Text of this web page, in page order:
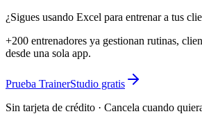
¿Sigues usando Excel para entrenar a tus
+200 entrenadores ya gestionan rutinas,
desde una sola app.
Prueba TrainerStudio gratis
Sin tarjeta de crédito · Cancela cuando